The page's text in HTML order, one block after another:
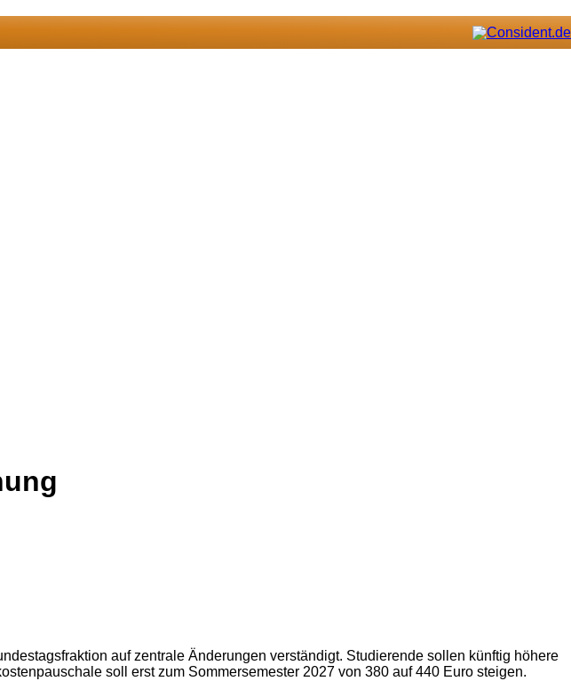
auf zentrale Änderungen verständigt. Studierende sollen künftig höhere
soll erst zum Sommersemester 2027 von 380 auf 440 Euro steigen.